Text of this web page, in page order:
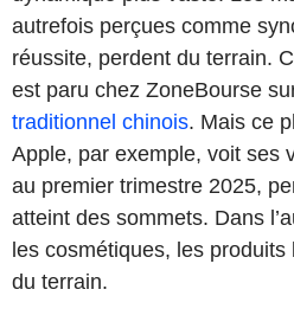
autrefois perçues comme
réussite, perdent du terrain.
est paru chez ZoneBourse
traditionnel chinois. Mais ce
Apple, par exemple, voit ses
au premier trimestre 2025,
atteint des sommets. Dans
les cosmétiques, les
du terrain.